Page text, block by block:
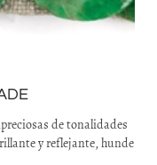
de tonalidades
y reflejante, hunde